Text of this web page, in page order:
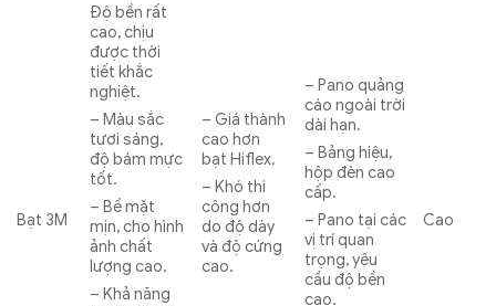
Bạt 3M
Độ bền rất
cao, chịu
được thời
tiết khắc
nghiệt.
– Màu sắc
tươi sáng,
độ bám mực
tốt.
– Bề mặt
mịn, cho hình
ảnh chất
lượng cao.
– Khả năng
– Giá thành
cao hơn
bạt Hiflex.
– Khó thi
công hơn
do độ dày
và độ cứng
cao.
– Pano quảng
cáo ngoài trời
dài hạn.
– Bảng hiệu,
hộp đèn cao
cấp.
– Pano tại các
vị trí quan
trọng, yêu
cầu độ bền
cao.
Cao